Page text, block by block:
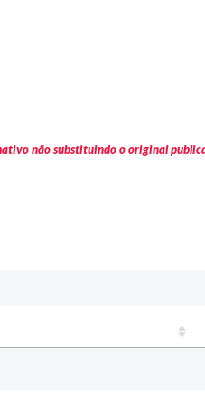
não substituindo o original